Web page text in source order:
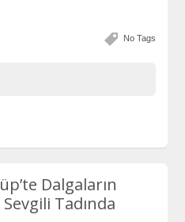
No Tags
Dalgaların
Sevgili Tadında